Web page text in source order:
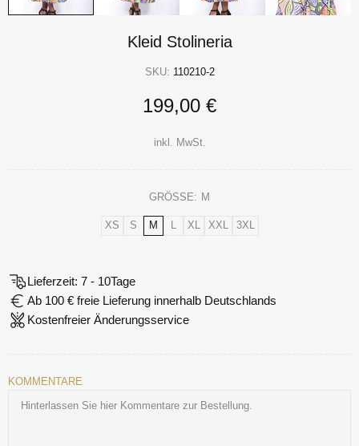
Kleid Stolineria
SKU: 110210-2
199,00 €
inkl. MwSt.
GRÖSSE: M
XS S M L XL XXL 3XL
Lieferzeit: 7 - 10Tage
Ab 100 € freie Lieferung innerhalb Deutschlands
Kostenfreier Änderungsservice
KOMMENTARE